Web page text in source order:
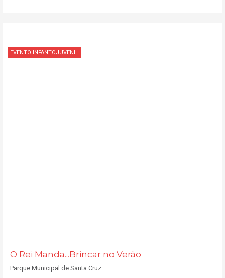
EVENTO INFANTOJUVENIL
O Rei Manda...Brincar no Verão
Parque Municipal de Santa Cruz